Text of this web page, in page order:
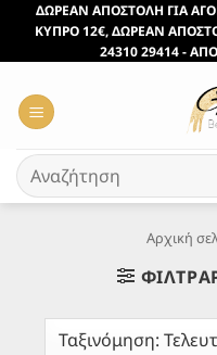
Μετάβαση
περιεχόμενο
ΔΩΡΕΑΝ ΑΠΟΣΤΟΛΗ ΓΙΑ
ΚΥΠΡΟ 12€, ΔΩΡΕΑΝ
24310 29414 -
Αναζήτηση
για:
Αρχική